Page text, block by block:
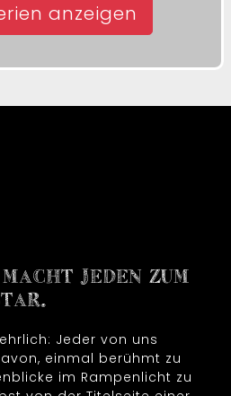
anzeigen
JEDEN ZUM
Jeder von uns
einmal berühmt zu
im Rampenlicht zu